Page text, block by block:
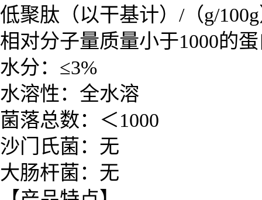
低聚肽（以干基计）/（g/
相对分子量质量小于1000的
水分：≤3%
水溶性：全水溶
菌落总数：＜1000
沙门氏菌：无
大肠杆菌：无